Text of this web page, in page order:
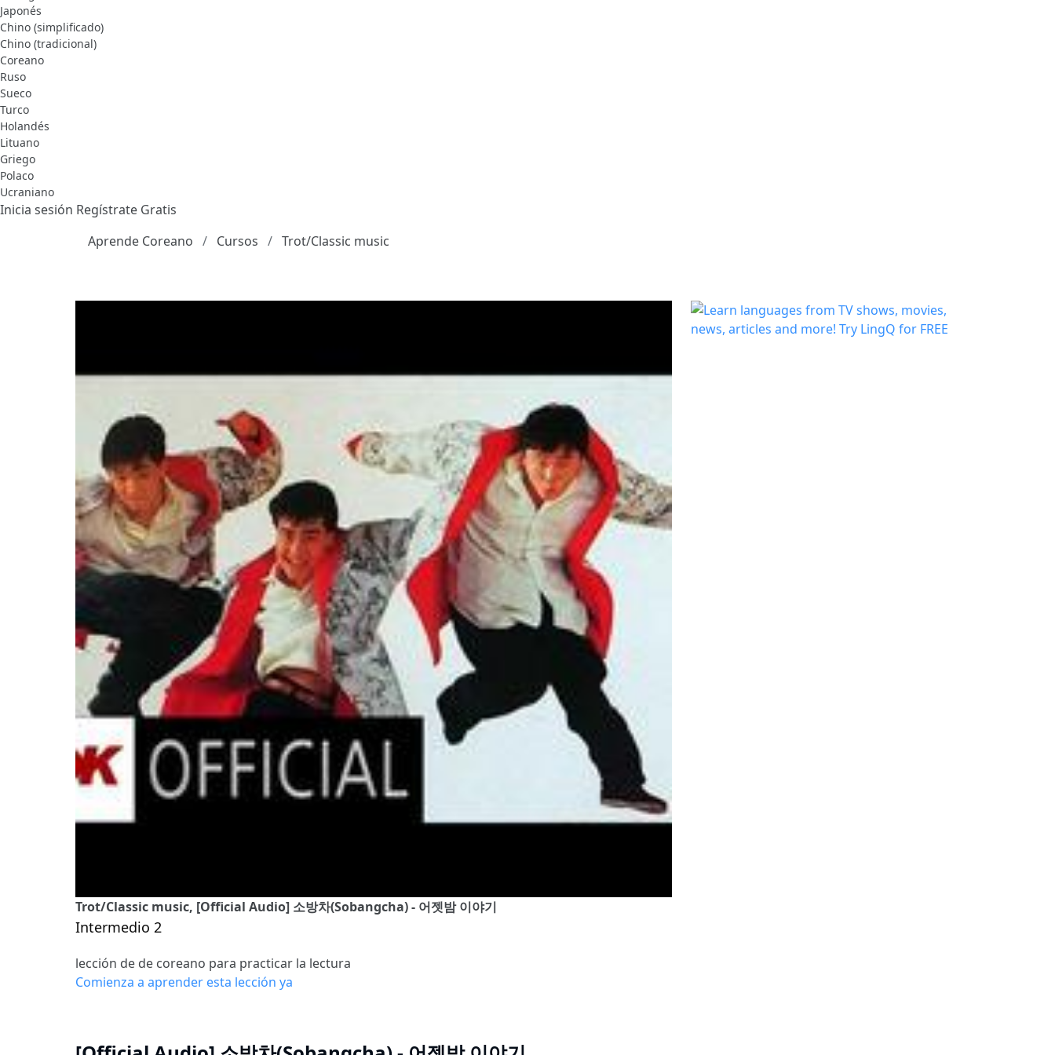
Japonés
Chino (simplificado)
Chino (tradicional)
Coreano
Ruso
Sueco
Turco
Holandés
Lituano
Griego
Polaco
Ucraniano
Inicia sesión Regístrate Gratis
Aprende Coreano
Cursos Trot/Classic music
Trot/Classic music, [Official Audio] 소방차(Sobangcha) - 어젯밤 이야기
Intermedio 2
lección de de coreano para practicar la lectura
Comienza a aprender esta lección ya